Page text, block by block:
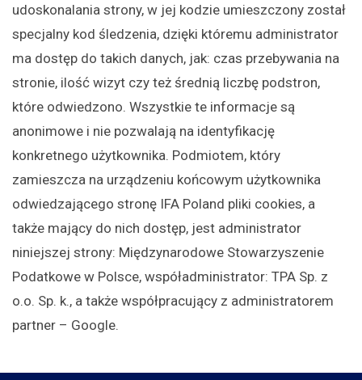
udoskonalania strony, w jej kodzie umieszczony został
specjalny kod śledzenia, dzięki któremu administrator
ma dostęp do takich danych, jak: czas przebywania na
stronie, ilość wizyt czy też średnią liczbę podstron,
które odwiedzono. Wszystkie te informacje są
anonimowe i nie pozwalają na identyfikację
konkretnego użytkownika. Podmiotem, który
zamieszcza na urządzeniu końcowym użytkownika
odwiedzającego stronę IFA Poland pliki cookies, a
także mający do nich dostęp, jest administrator
niniejszej strony: Międzynarodowe Stowarzyszenie
Podatkowe w Polsce, współadministrator: TPA Sp. z
o.o. Sp. k., a także współpracujący z administratorem
partner – Google.